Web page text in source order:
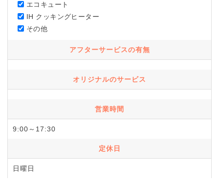
エコキュート
IH クッキングヒーター
その他
アフターサービスの有無
オリジナルのサービス
営業時間
9:00～17:30
定休日
日曜日